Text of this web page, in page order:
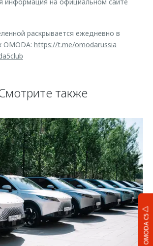
OMODA C5
раскрывается ежедневно в
OMODA: https://t.me/omodarussia
также